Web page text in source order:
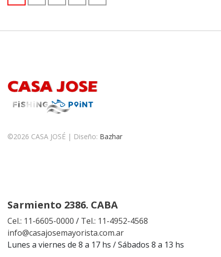
©2026 CASA JOSÉ | Diseño: Bazhar
Sarmiento 2386. CABA
Cel.: 11-6605-0000 / Tel.: 11-4952-4568
info@casajosemayorista.com.ar
Lunes a viernes de 8 a 17 hs / Sábados 8 a 13 hs